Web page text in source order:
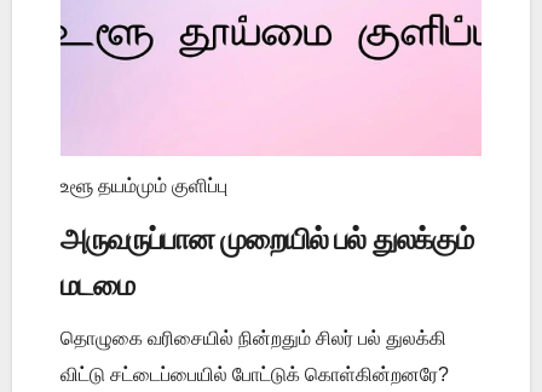
உளூ தயம்மும் குளிப்பு
அருவருப்பான முறையில் பல் துலக்கும்
மடமை
தொழுகை வரிசையில் நின்றதும் சிலர் பல் துலக்கி
விட்டு சட்டைப்பையில் போட்டுக் கொள்கின்றனரே?